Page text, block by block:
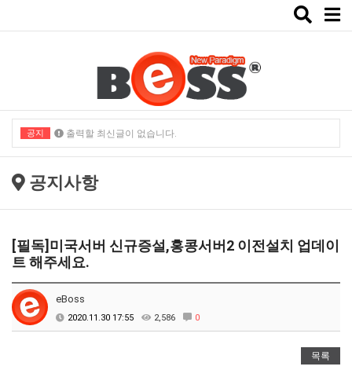
Toggle
공지 출력할 최신글이 없습니다.
공지사항
[필독]미국서버 신규증설,홍콩서버2 이전설치 업데이
트 해주세요.
eBoss
2020.11.30 17:55 2,586 0
목록